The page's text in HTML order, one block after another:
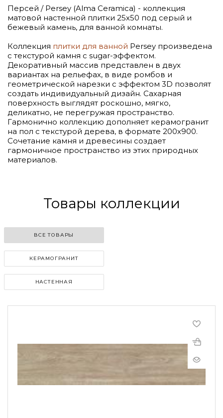
Персей / Persey (Alma Ceramica) - коллекция
матовой настенной плитки 25х50 под серый и
бежевый камень, для ванной комнаты.
Коллекция плитки для ванной Persey произведена
с текстурой камня с sugar-эффектом.
Декоративный массив представлен в двух
вариантах на рельефах, в виде ромбов и
геометрической нарезки с эффектом 3D позволят
создать индивидуальный дизайн. Сахарная
поверхность выглядят роскошно, мягко,
деликатно, не перегружая пространство.
Гармонично коллекцию дополняет керамогранит
на пол с текстурой дерева, в формате 200х900.
Сочетание камня и древесины создает
гармоничное пространство из этих природных
материалов.
Товары коллекции
ВСЕ ТОВАРЫ
КЕРАМОГРАНИТ
НАСТЕННАЯ